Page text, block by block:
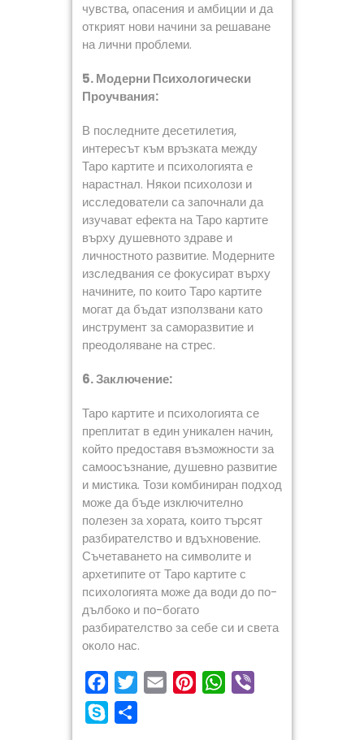
чувства, опасения и амбиции и да
открият нови начини за решаване
на лични проблеми.
5. Модерни Психологически
Проучвания:
В последните десетилетия,
интересът към връзката между
Таро картите и психологията е
нарастнал. Някои психолози и
исследователи са започнали да
изучават ефекта на Таро картите
върху душевното здраве и
личностното развитие. Модерните
изследвания се фокусират върху
начините, по които Таро картите
могат да бъдат използвани като
инструмент за саморазвитие и
преодоляване на стрес.
6. Заключение:
Таро картите и психологията се
преплитат в един уникален начин,
който предоставя възможности за
самоосъзнание, душевно развитие
и мистика. Този комбиниран подход
може да бъде изключително
полезен за хората, които търсят
разбирателство и вдъхновение.
Съчетаването на символите и
архетипите от Таро картите с
психологията може да води до по-
дълбоко и по-богато
разбирателство за себе си и света
около нас.
a
c
W